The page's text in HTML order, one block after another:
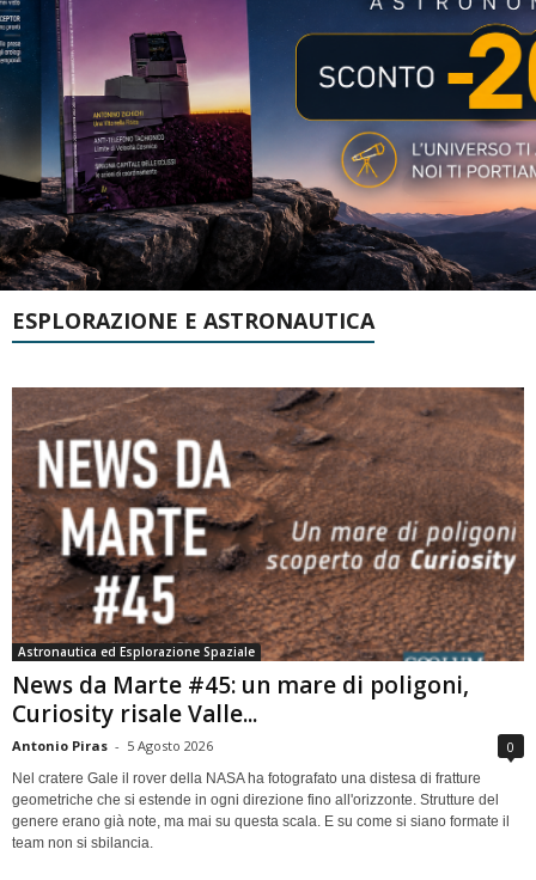
ESPLORAZIONE E ASTRONAUTICA
Astronautica ed Esplorazione Spaziale
News da Marte #45: un mare di poligoni,
Curiosity risale Valle...
Antonio Piras - 5 Agosto 2026 0
Nel cratere Gale il rover della NASA ha fotografato una distesa di fratture
geometriche che si estende in ogni direzione fino all'orizzonte. Strutture del
genere erano già note, ma mai su questa scala. E su come si siano formate il
team non si sbilancia.